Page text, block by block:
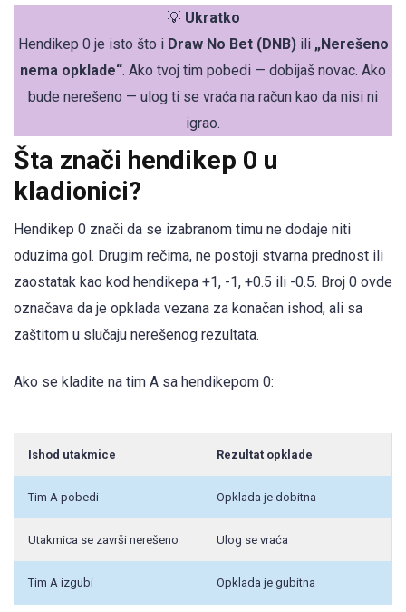
💡 Ukratko
Hendikep 0 je isto što i Draw No Bet (DNB)ili „Nerešeno
nema opklade“. Ako tvoj tim pobedi — dobijaš novac. Ako
bude nerešeno — ulog ti se vraća na račun kao da nisi ni
igrao.
Šta znači hendikep 0 u
kladionici?
Hendikep 0 znači da se izabranom timu ne dodaje niti
oduzima gol. Drugim rečima, ne postoji stvarna prednost ili
zaostatak kao kod hendikepa +1, -1, +0.5 ili -0.5. Broj 0 ovde
označava da je opklada vezana za konačan ishod, ali sa
zaštitom u slučaju nerešenog rezultata.
Ako se kladite na tim A sa hendikepom 0:
Ishod utakmice Rezultat opklade
Tim A pobedi Opklada je dobitna
Utakmica se završi nerešeno Ulog se vraća
Tim A izgubi Opklada je gubitna